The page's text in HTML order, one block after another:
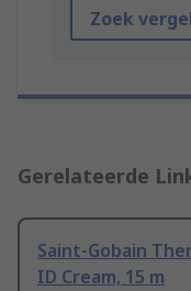
Zoek
Gerelateerde
Saint-Gobain
ID Cream, 15 m